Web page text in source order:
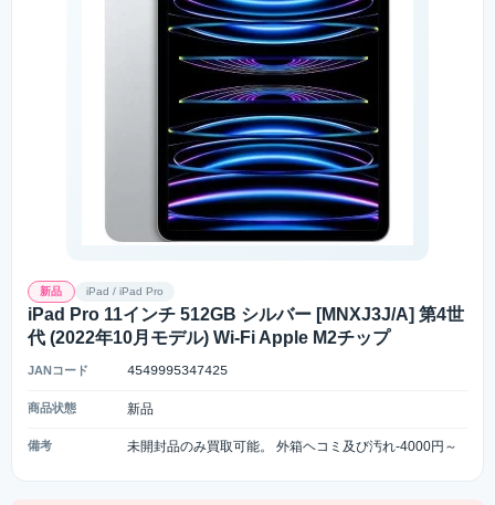
新品 iPad / iPad Pro
iPad Pro 11インチ 512GB シルバー [MNXJ3J/A] 第4世
代 (2022年10月モデル) Wi-Fi Apple M2チップ
JANコード 4549995347425
商品状態 新品
備考 未開封品のみ買取可能。 外箱ヘコミ及び汚れ-4000円～